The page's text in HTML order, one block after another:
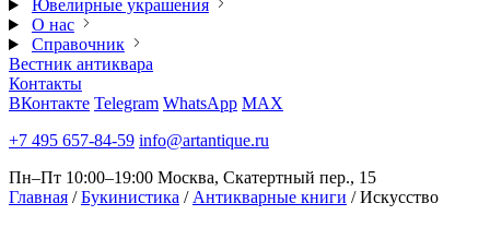
Ювелирные украшения
О нас
Справочник
Вестник антиквара
Контакты
ВКонтакте Telegram WhatsApp MAX
+7 495 657-84-59 info@artantique.ru
Пн–Пт 10:00–19:00 Москва, Скатертный пер., 15
Главная / Букинистика / Антикварные книги / Искусство